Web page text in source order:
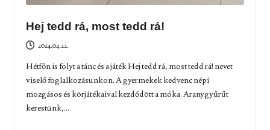
Hej tedd rá, most tedd rá!
2024.04.22.
Hétfőn is folyt a tánc és a játék Hej tedd rá, most tedd rá! nevet
viselő foglalkozásunkon. A gyermekek kedvenc népi
mozgásos és körjátékaival kezdődött a móka. Aranygyűrűt
kerestünk,...